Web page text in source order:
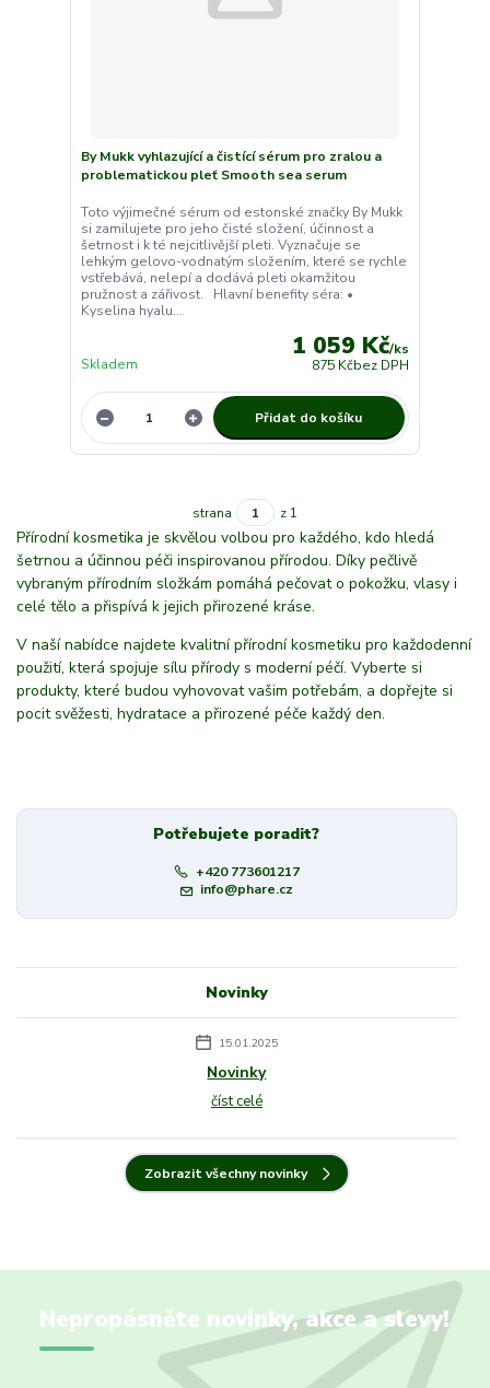
By Mukk vyhlazující a čistící sérum pro zralou a
problematickou pleť Smooth sea serum
Toto výjimečné sérum od estonské značky By Mukk
si zamilujete pro jeho čisté složení, účinnost a
šetrnost i k té nejcitlivější pleti. Vyznačuje se
lehkým gelovo-vodnatým složením, které se rychle
vstřebává, nelepí a dodává pleti okamžitou
pružnost a zářivost. Hlavní benefity séra: •
Kyselina hyalu...
1 059 Kč/ks
875 Kčbez DPH
Skladem
Přidat do košíku
strana z 1
Přírodní kosmetika je skvělou volbou pro každého, kdo hledá
šetrnou a účinnou péči inspirovanou přírodou. Díky pečlivě
vybraným přírodním složkám pomáhá pečovat o pokožku, vlasy i
celé tělo a přispívá k jejich přirozené kráse.
V naší nabídce najdete kvalitní přírodní kosmetiku pro každodenní
použití, která spojuje sílu přírody s moderní péčí. Vyberte si
produkty, které budou vyhovovat vašim potřebám, a dopřejte si
pocit svěžesti, hydratace a přirozené péče každý den.
Potřebujete poradit?
+420 773601217
info@phare.cz
Novinky
15.01.2025
Novinky
číst celé
Zobrazit všechny novinky
Nepropásněte novinky, akce a slevy!